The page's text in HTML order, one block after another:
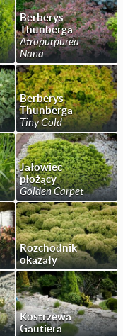
Berberys
Thunberga
Atropurpurea
Nana
Berberys
Thunberga
Tiny Gold
Jałowiec
płożący
Golden Carpet
Rozchodnik
okazały
Kostrzewa
Gautiera